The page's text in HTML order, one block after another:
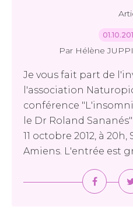
Par Hélène
Je vous fait part de
l'association
conférence
le Dr Roland
11 octobre 2012, à 20h,
Amiens. L'entrée est